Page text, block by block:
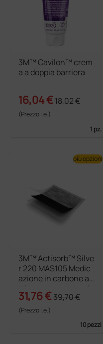
3M™ Cavilon™ crem
a a doppia barriera
16,04 €18,02 €
(Prezzo i.e.)
1 pz.
3M™ Actisorb™ Silve
r 220 MAS105 Medic
azione in carbone a
ttivo con argento - 1
0,5 × 10,5 cm
31,76 €39,70 €
(Prezzo i.e.)
10 pezzi
più opzioni